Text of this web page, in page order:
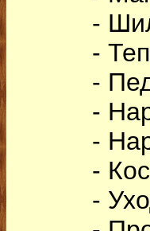
-
-
-
-
-
-
-